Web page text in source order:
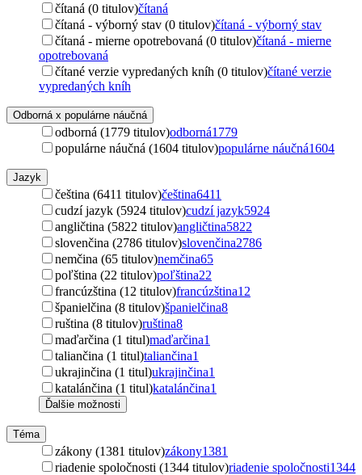
čítaná (0 titulov)čítaná
čítaná - výborný stav (0 titulov)čítaná - výborný stav
čítaná - mierne opotrebovaná (0 titulov)čítaná - mierne
opotrebovaná
čítané verzie vypredaných kníh (0 titulov)čítané verzie
vypredaných kníh
Odborná x populárne náučná
odborná (1779 titulov)odborná1779
populárne náučná (1604 titulov)populárne náučná1604
Jazyk
čeština (6411 titulov)čeština6411
cudzí jazyk (5924 titulov)cudzí jazyk5924
angličtina (5822 titulov)angličtina5822
slovenčina (2786 titulov)slovenčina2786
nemčina (65 titulov)nemčina65
poľština (22 titulov)poľština22
francúzština (12 titulov)francúzština12
španielčina (8 titulov)španielčina8
ruština (8 titulov)ruština8
maďarčina (1 titul)maďarčina1
taliančina (1 titul)taliančina1
ukrajinčina (1 titul)ukrajinčina1
katalánčina (1 titul)katalánčina1
Ďalšie možnosti
Téma
zákony (1381 titulov)zákony1381
riadenie spoločnosti (1344 titulov)riadenie spoločnosti1344